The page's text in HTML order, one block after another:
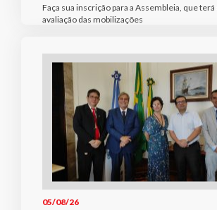
Faça sua inscrição para a Assembleia, que terá
avaliação das mobilizações
05/08/26